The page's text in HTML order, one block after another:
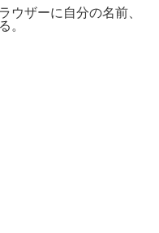
ウザーに自分の名前、
。